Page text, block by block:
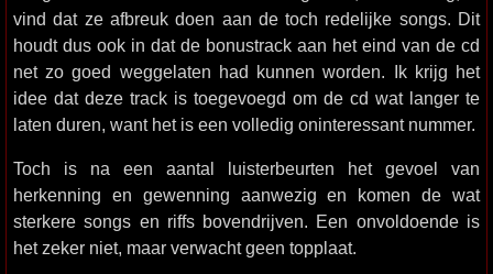
vind dat ze afbreuk doen aan de toch redelijke songs. Dit
houdt dus ook in dat de bonustrack aan het eind van de cd
net zo goed weggelaten had kunnen worden. Ik krijg het
idee dat deze track is toegevoegd om de cd wat langer te
laten duren, want het is een volledig oninteressant nummer.
Toch is na een aantal luisterbeurten het gevoel van
herkenning en gewenning aanwezig en komen de wat
sterkere songs en riffs bovendrijven. Een onvoldoende is
het zeker niet, maar verwacht geen topplaat.